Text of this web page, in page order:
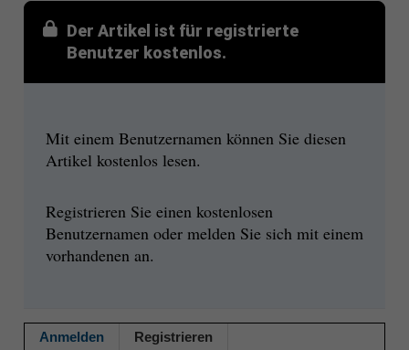
Der Artikel ist für registrierte
Benutzer kostenlos.
Mit einem Benutzernamen können Sie diesen
Artikel kostenlos lesen.
Registrieren Sie einen kostenlosen
Benutzernamen oder melden Sie sich mit einem
vorhandenen an.
Anmelden Registrieren